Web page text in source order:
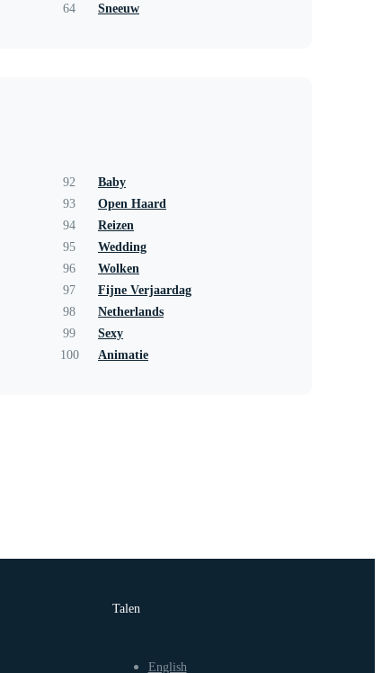
64
Sneeuw
92
Baby
93
Open Haard
94
Reizen
95
Wedding
96
Wolken
97
Fijne Verjaardag
98
Netherlands
99
Sexy
100
Animatie
Talen
English